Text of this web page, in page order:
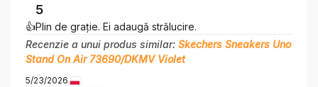
5
👍️Plin de grație. Ei adaugă strălucire.
Recenzie a unui produs similar: Skechers Sneakers Uno
Stand On Air 73690/DKMV Violet
5/23/2026